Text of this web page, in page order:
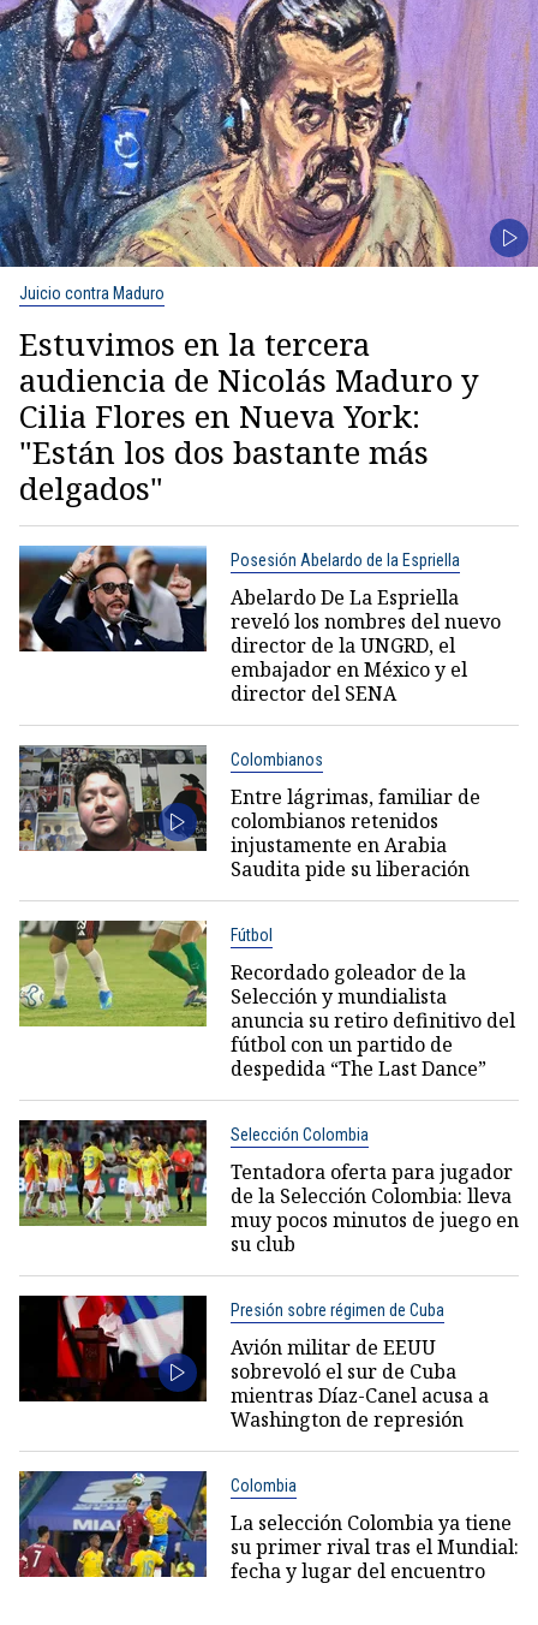
Juicio contra Maduro
Estuvimos en la tercera
audiencia de Nicolás Maduro y
Cilia Flores en Nueva York:
"Están los dos bastante más
delgados"
Posesión Abelardo de la Espriella
Abelardo De La Espriella
reveló los nombres del nuevo
director de la UNGRD, el
embajador en México y el
director del SENA
Colombianos
Entre lágrimas, familiar de
colombianos retenidos
injustamente en Arabia
Saudita pide su liberación
Fútbol
Recordado goleador de la
Selección y mundialista
anuncia su retiro definitivo del
fútbol con un partido de
despedida “The Last Dance”
Selección Colombia
Tentadora oferta para jugador
de la Selección Colombia: lleva
muy pocos minutos de juego en
su club
Presión sobre régimen de Cuba
Avión militar de EEUU
sobrevoló el sur de Cuba
mientras Díaz-Canel acusa a
Washington de represión
Colombia
La selección Colombia ya tiene
su primer rival tras el Mundial:
fecha y lugar del encuentro